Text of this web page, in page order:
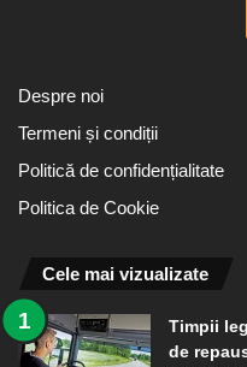
Despre noi
Termeni și condiții
Politică de confidențialitate
Politica de Cookie
Cele mai vizualizate
Timpii
de